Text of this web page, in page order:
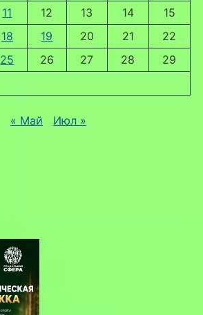
11 12 13 14
15
18 19 20 21
22
25 26 27 28
29
« Май Июл »